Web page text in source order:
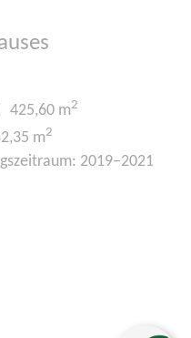
425,60 m2
m2
2019–2021